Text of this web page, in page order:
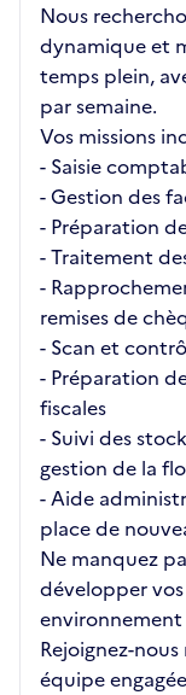
Nous
dynamique et
temps plein,
par semaine.
Vos missions
- Saisie
- Gestion des
- Préparation
- Traitement
-
remises de
- Scan et
- Préparation
fiscales
- Suivi des
gestion de la
- Aide
place de
Ne manquez
développer
Rejoignez-
équipe